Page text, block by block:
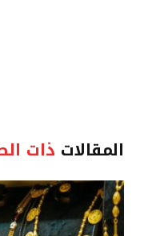
المقالات ذات